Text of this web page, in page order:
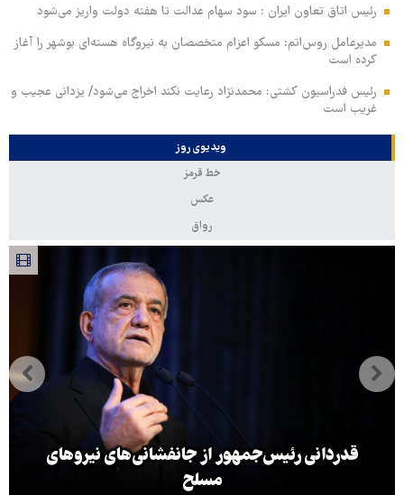
رئیس اتاق تعاون ایران : سود سهام عدالت تا هفته دولت واریز می‌شود
مدیرعامل روس‌اتم: مسکو اعزام متخصصان به نیروگاه هسته‌ای بوشهر را آغاز
کرده‌ است
رئیس فدراسیون کشتی: محمدنژاد رعایت نکند اخراج می‌شود/ یزدانی عجیب و
غریب است
ویدیوی روز
خط قرمز
عکس
رواق
قدردانی رئیس‌جمهور از جانفشانی‌های نیروهای
مسلح